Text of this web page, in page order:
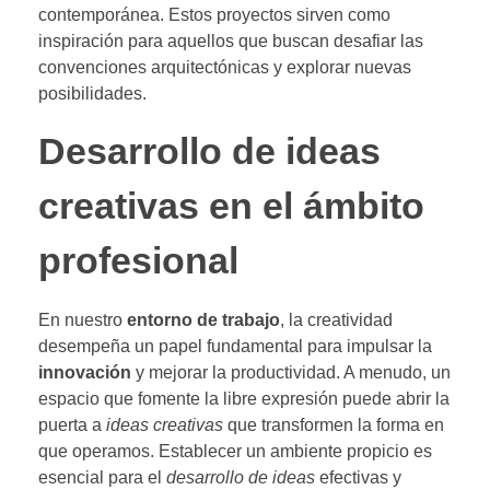
contemporánea. Estos proyectos sirven como
inspiración para aquellos que buscan desafiar las
convenciones arquitectónicas y explorar nuevas
posibilidades.
Desarrollo de ideas
creativas en el ámbito
profesional
En nuestro entorno de trabajo, la creatividad
desempeña un papel fundamental para impulsar la
innovación y mejorar la productividad. A menudo, un
espacio que fomente la libre expresión puede abrir la
puerta a ideas creativas que transformen la forma en
que operamos. Establecer un ambiente propicio es
esencial para el desarrollo de ideas efectivas y